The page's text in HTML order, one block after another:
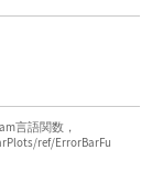
言語関数，
ref/ErrorBarFu